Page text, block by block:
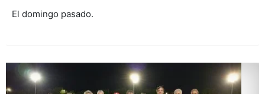
El domingo pasado.